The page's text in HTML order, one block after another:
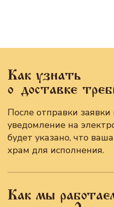
Как узнать
о доставке
После отправки
уведомление на
будет указано, что
храм для исполнения.
Как мы